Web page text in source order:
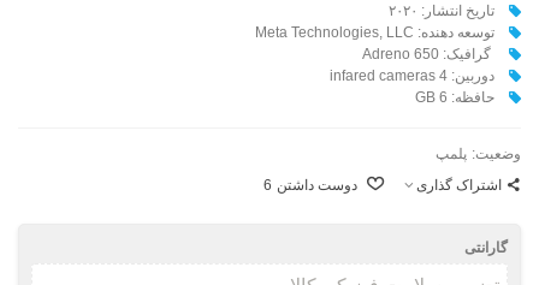
تاریخ انتشار: ۲۰۲۰
توسعه دهنده: Meta Technologies, LLC
گرافیک: Adreno 650
دوربین: 4 infared cameras
حافظه: 6 GB
وضعیت: پلمپ
اشتراک گذاری
دوست داشتن 6
گارانتی